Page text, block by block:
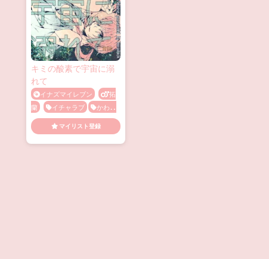
キミの酸素で宇宙に溺
れて
イナズマイレブン
拓
蘭
イチャラブ
かわい
い
キス メス顔
乳首
責め
マイリスト登録